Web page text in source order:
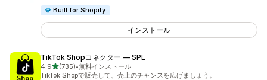
Built for Shopify
インストール
TikTok Shopコネクター — SPL
4.95つ星中
(735)
合計レビュー数：735件
•無料インストール
TikTok Shopで販売して、売上のチャンスを広げましょう。